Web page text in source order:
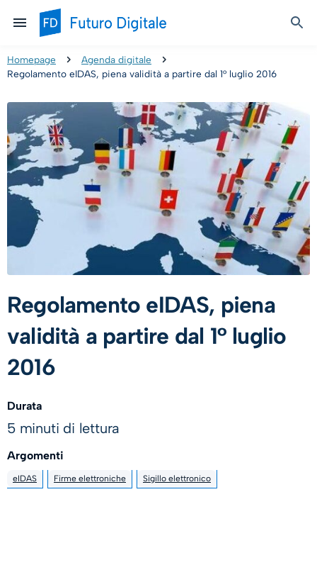
Homepage
Agenda digitale
Regolamento eIDAS, piena validità a partire dal 1° luglio 2016
Regolamento eIDAS, piena
validità a partire dal 1° luglio
2016
Durata
5 minuti di lettura
Argomenti
eIDAS Firme elettroniche Sigillo elettronico